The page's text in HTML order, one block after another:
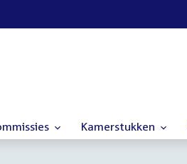
Kamerstukken